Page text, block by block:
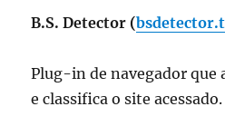
B.S. Detector (
Plug-in de navegador que
e classifica o site acessado.